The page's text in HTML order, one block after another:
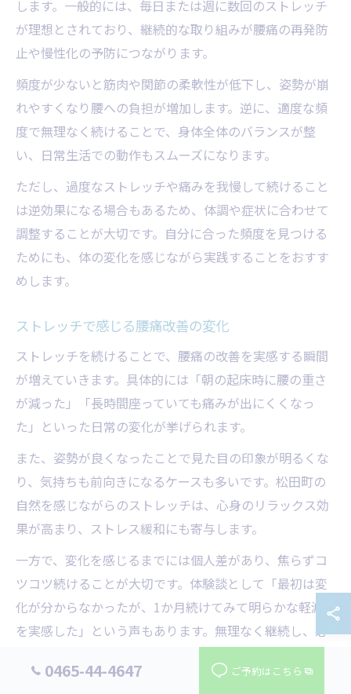
します。一般的には、毎日または週に数回のストレッチ
が理想とされており、継続的な取り組みが腰痛の再発防
止や慢性化の予防につながります。
頻度が少ないと筋肉や関節の柔軟性が低下し、姿勢が崩
れやすくなり腰への負担が増加します。逆に、適度な頻
度で無理なく続けることで、身体全体のバランスが整
い、日常生活での動作もスムーズになります。
ただし、過度なストレッチや痛みを我慢して続けること
は逆効果になる場合もあるため、体調や症状に合わせて
調整することが大切です。自分に合った頻度を見つける
ためにも、体の変化を感じながら実践することをおすす
めします。
ストレッチで感じる腰痛改善の変化
ストレッチを続けることで、腰痛の改善を実感する瞬間
が増えていきます。具体的には「朝の起床時に腰の重さ
が減った」「長時間座っていても痛みが出にくくなっ
た」といった日常の変化が挙げられます。
また、姿勢が良くなったことで見た目の印象が明るくな
り、気持ちも前向きになるケースも多いです。松田町の
自然を感じながらのストレッチは、心身のリラックス効
果が高まり、ストレス緩和にも寄与します。
一方で、変化を感じるまでには個人差があり、焦らずコ
ツコツ続けることが大切です。体験談として「最初は変
化が分からなかったが、1か月続けてみて明らかな軽減
を実感した」という声もあります。無理なく継続し、必
う。 0465-44-4647 ご予約はこちら